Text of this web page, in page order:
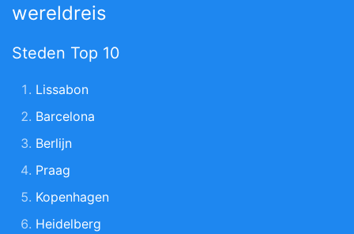
wereldreis
Steden Top 10
Lissabon
Barcelona
Berlijn
Praag
Kopenhagen
Heidelberg